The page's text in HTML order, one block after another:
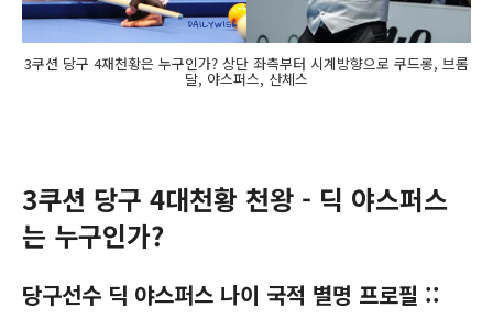
3쿠션 당구 4재천황은 누구인가? 상단 좌측부터 시계방향으로 쿠드롱, 브롬
달, 야스퍼스, 산체스
3쿠션 당구 4대천황 천왕 - 딕 야스퍼스
는 누구인가?
당구선수 딕 야스퍼스 나이 국적 별명 프로필 ::